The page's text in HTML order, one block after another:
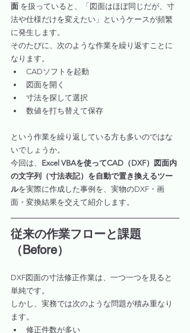
面 を扱っていると、「図面はほぼ同じだが、寸
法や仕様だけを変えたい」というケースが頻繁
に発生します。
そのたびに、次のような作業を繰り返すことに
なります。
CADソフトを起動
図面を開く
寸法を探して選択
数値を打ち替えて保存
という作業を繰り返している方も多いのではな
いでしょうか。
今回は、 Excel VBAを使ってCAD（DXF）図面内
の文字列（寸法表記）を自動で置き換えるツー
ルを実際に作成した事例を、実物のDXF・画
面・変換結果を交えて紹介します。
従来の作業フローと課題
（Before）
DXF図面の寸法修正作業は、一つ一つを見ると
単純です。
しかし、実務では次のような問題が積み重なり
ます。
修正件数が多い